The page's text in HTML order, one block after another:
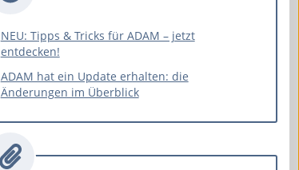
NEU: Tipps & Tricks für ADAM – jetzt
entdecken!
ADAM hat ein Update erhalten: die
Änderungen im Überblick